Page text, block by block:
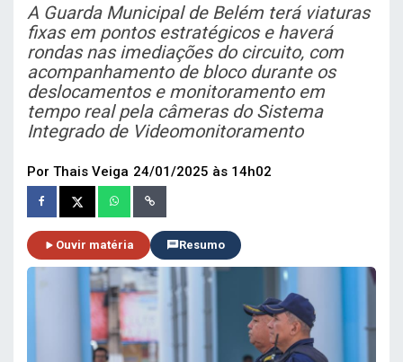
A Guarda Municipal de Belém terá viaturas
fixas em pontos estratégicos e haverá
rondas nas imediações do circuito, com
acompanhamento de bloco durante os
deslocamentos e monitoramento em
tempo real pela câmeras do Sistema
Integrado de Videomonitoramento
Por Thais Veiga 24/01/2025 às 14h02
Ouvir matéria Resumo